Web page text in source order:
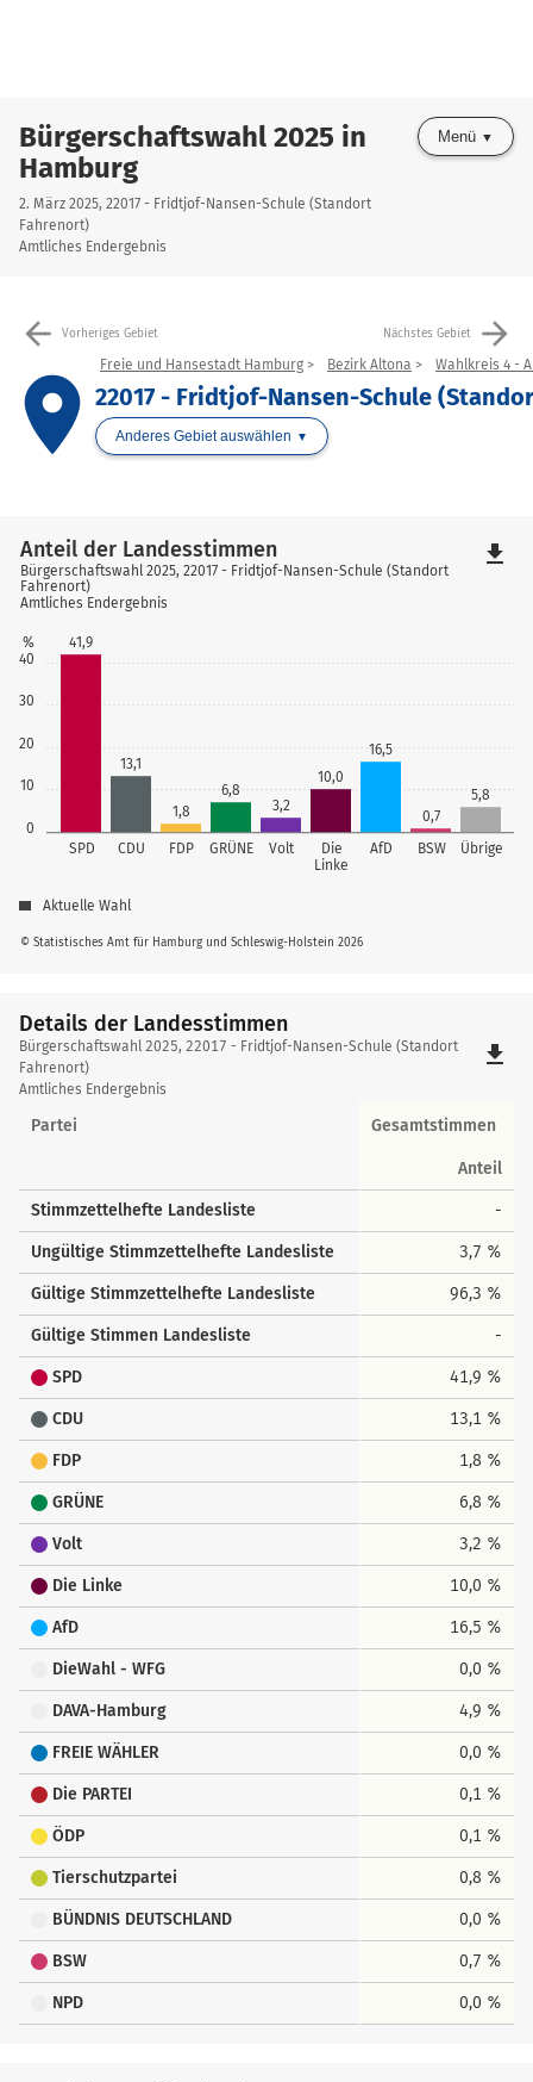
Bürgerschaftswahl 2025 in
Hamburg
2. März 2025, 22017 - Fridtjof-Nansen-Schule (Standort
Fahrenort)
Amtliches Endergebnis
Menü
arrow_back Vorheriges Gebiet Nächstes Gebiet arrow_forward
place
Freie und Hansestadt Hamburg Bezirk Altona Wahlkreis 4 -
22017 - Fridtjof-Nansen-Schule
Anderes Gebiet auswählen
0
10
20
30
40
%
SPD CDU FDP GRÜNE Volt
Die
Linke
AfD BSW Übrige
41,9
13,1
1,8
6,8
3,2
10,0
16,5
0,7
5,8
© Statistisches Amt für Hamburg und Schleswig-Holstein 2026
Anteil der Landesstimmen
Bürgerschaftswahl 2025, 22017 - Fridtjof-Nansen-Schule (Standort
Fahrenort)
Amtliches Endergebnis
Aktuelle Wahl
file_download
Details der Landesstimmen
Details
der
Landesstimmen
Bürgerschaftswahl 2025, 22017 - Fridtjof-Nansen-Schule (Standort
Fahrenort)
Amtliches Endergebnis
file_download
Partei Gesamtstimmen
Anteil
Stimmzettelhefte Landesliste -
Ungültige Stimmzettelhefte Landesliste 3,7 %
Gültige Stimmzettelhefte Landesliste 96,3 %
Gültige Stimmen Landesliste -
SPD 41,9 %
CDU 13,1 %
FDP 1,8 %
GRÜNE 6,8 %
Volt 3,2 %
Die Linke 10,0 %
AfD 16,5 %
DieWahl - WFG 0,0 %
DAVA-Hamburg 4,9 %
FREIE WÄHLER 0,0 %
Die PARTEI 0,1 %
ÖDP 0,1 %
Tierschutzpartei 0,8 %
BÜNDNIS DEUTSCHLAND 0,0 %
BSW 0,7 %
NPD 0,0 %